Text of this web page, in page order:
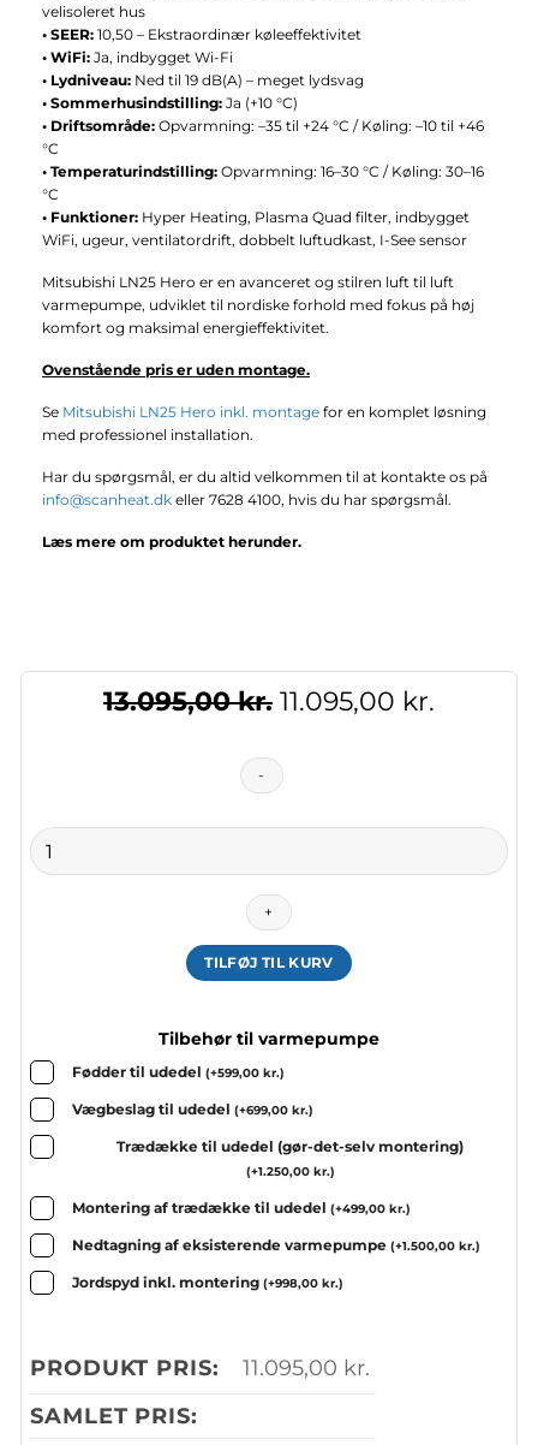
velisoleret hus
• SEER: 10,50 – Ekstraordinær køleeffektivitet
• WiFi: Ja, indbygget Wi-Fi
• Lydniveau: Ned til 19 dB(A) – meget lydsvag
• Sommerhusindstilling: Ja (+10 °C)
• Driftsområde: Opvarmning: –35 til +24 °C / Køling: –10 til +46
°C
• Temperaturindstilling: Opvarmning: 16–30 °C / Køling: 30–16
°C
• Funktioner: Hyper Heating, Plasma Quad filter, indbygget
WiFi, ugeur, ventilatordrift, dobbelt luftudkast, I-See sensor
Mitsubishi LN25 Hero er en avanceret og stilren luft til luft
varmepumpe, udviklet til nordiske forhold med fokus på høj
komfort og maksimal energieffektivitet.
Ovenstående pris er uden montage.
Se Mitsubishi LN25 Hero inkl. montage for en komplet løsning
med professionel installation.
Har du spørgsmål, er du altid velkommen til at kontakte os på
info@scanheat.dk eller 7628 4100, hvis du har spørgsmål.
Læs mere om produktet herunder.
13.095,00kr. Original
was:
13.095,00 kr..
11.095,00 kr.
LN25
Varmepumpe
m.
TILFØJ TIL KURV
Tilbehør til varmepumpe
Fødder til udedel (+599,00 kr.)
Vægbeslag til udedel (+699,00 kr.)
Trædække til udedel (gør-det-selv montering)
(+1.250,00 kr.)
Montering af trædække til udedel (+499,00 kr.)
Nedtagning af eksisterende varmepumpe (+1.500,00 kr.)
Jordspyd inkl. montering (+998,00 kr.)
PRODUKT PRIS: 11.095,00 kr.
SAMLET PRIS: